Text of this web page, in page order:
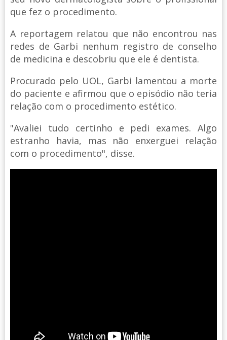
que fez o procedimento.
A reportagem relatou que não encontrou nas
redes de Garbi nenhum registro de conselho
de medicina e descobriu que ele é dentista.
Procurado pelo UOL, Garbi lamentou a morte
do paciente e afirmou que o episódio não teria
relação com o procedimento estético.
"Avaliei tudo certinho e pedi exames. Algo
estranho havia, mas não enxerguei relação
com o procedimento", disse.